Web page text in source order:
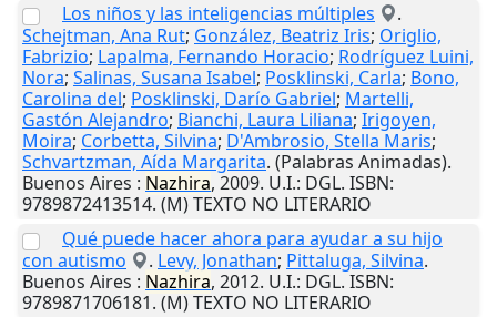
Los niños y las inteligencias múltiples
.
Schejtman, Ana Rut; González, Beatriz Iris; Origlio,
Fabrizio; Lapalma, Fernando Horacio; Rodríguez Luini,
Nora; Salinas, Susana Isabel; Posklinski, Carla; Bono,
Carolina del; Posklinski, Darío Gabriel; Martelli,
Gastón Alejandro; Bianchi, Laura Liliana; Irigoyen,
Moira; Corbetta, Silvina; D'Ambrosio, Stella Maris;
Schvartzman, Aída Margarita. (Palabras Animadas).
Buenos Aires : Nazhira, 2009. U.I.: DGL. ISBN:
9789872413514. (M) TEXTO NO LITERARIO
Qué puede hacer ahora para ayudar a su hijo
con autismo
. Levy, Jonathan; Pittaluga, Silvina.
Buenos Aires : Nazhira, 2012. U.I.: DGL. ISBN:
9789871706181. (M) TEXTO NO LITERARIO